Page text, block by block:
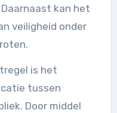
kan het
veiligheid onder
is het
tussen
Door middel